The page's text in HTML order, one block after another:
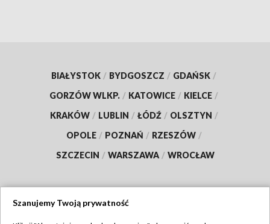
BIAŁYSTOK / BYDGOSZCZ / GDAŃSK /
GORZÓW WLKP. / KATOWICE / KIELCE /
KRAKÓW / LUBLIN / ŁÓDŹ / OLSZTYN /
OPOLE / POZNAŃ / RZESZÓW /
SZCZECIN / WARSZAWA / WROCŁAW
Szanujemy Twoją prywatność